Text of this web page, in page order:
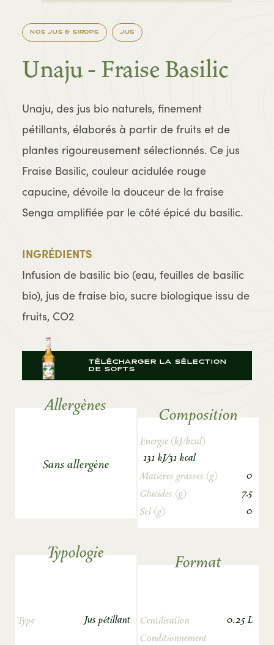
NOS JUS & SIROPS JUS
Unaju - Fraise Basilic
Unaju, des jus bio naturels, finement
pétillants, élaborés à partir de fruits et de
plantes rigoureusement sélectionnés. Ce jus
Fraise Basilic, couleur acidulée rouge
capucine, dévoile la douceur de la fraise
Senga amplifiée par le côté épicé du basilic.
INGRÉDIENTS
Infusion de basilic bio (eau, feuilles de basilic
bio), jus de fraise bio, sucre biologique issu de
fruits, CO2
TÉLÉCHARGER LA SÉLECTION
DE SOFTS
Allergènes
Sans allergène
Composition
Energie (kJ/kcal)
131 kJ/31 kcal
Matières grasses (g)
0
Glucides (g)
7.5
Sel (g)
0
Typologie
Type Jus pétillant
Format
Centilisation
0.25 L
Conditionnement